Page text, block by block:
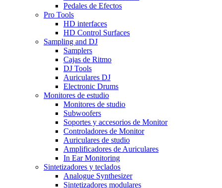
Pedales de Efectos
Pro Tools
HD interfaces
HD Control Surfaces
Sampling and DJ
Samplers
Cajas de Ritmo
DJ Tools
Auriculares DJ
Electronic Drums
Monitores de estudio
Monitores de studio
Subwoofers
Soportes y accesorios de Monitor
Controladores de Monitor
Auriculares de studio
Amplificadores de Auriculares
In Ear Monitoring
Sintetizadores y teclados
Analogue Synthesizer
Sintetizadores modulares